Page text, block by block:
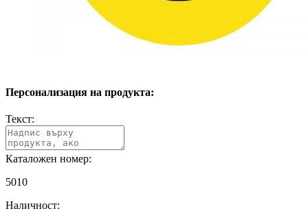
Персонализация на продукта:
Текст:
Каталожен номер:
5010
Наличност: